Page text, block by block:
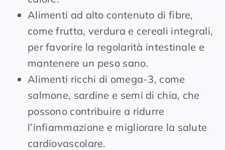
Alimenti ad alto contenuto di fibre,
come frutta, verdura e cereali integrali,
per favorire la regolarità intestinale e
mantenere un peso sano.
Alimenti ricchi di omega-3, come
salmone, sardine e semi di chia, che
possono contribuire a ridurre
l’infiammazione e migliorare la salute
cardiovascolare.